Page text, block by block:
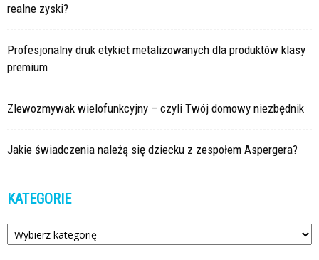
realne zyski?
Profesjonalny druk etykiet metalizowanych dla produktów klasy
premium
Zlewozmywak wielofunkcyjny – czyli Twój domowy niezbędnik
Jakie świadczenia należą się dziecku z zespołem Aspergera?
KATEGORIE
Kategorie